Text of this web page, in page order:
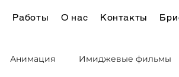
Работы О нас Контакты
Анимация Имиджевые фильмы